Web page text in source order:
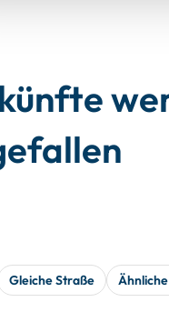
Gleiche Straße